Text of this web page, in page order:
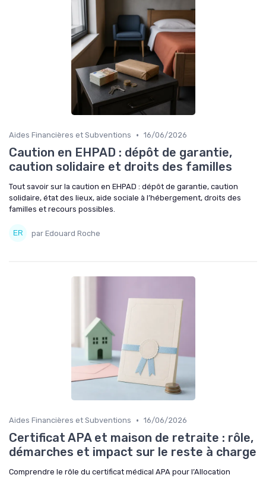
Aides Financières et Subventions • 16/06/2026
Caution en EHPAD : dépôt de garantie,
caution solidaire et droits des familles
Tout savoir sur la caution en EHPAD : dépôt de garantie, caution
solidaire, état des lieux, aide sociale à l’hébergement, droits des
familles et recours possibles.
par Edouard Roche
Aides Financières et Subventions • 16/06/2026
Certificat APA et maison de retraite : rôle,
démarches et impact sur le reste à charge
Comprendre le rôle du certificat médical APA pour l’Allocation